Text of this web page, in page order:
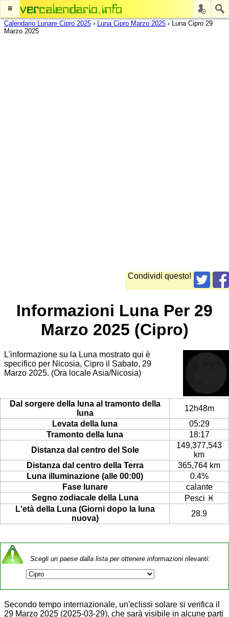
≡
Calendario Lunare Cipro 2025 › Luna Cipro Marzo 2025 › Luna Cipro 29
Marzo 2025
Condividi questo!
Informazioni Luna Per 29
Marzo 2025 (Cipro)
L'informazione su la Luna mostrato qui è
specifico per Nicosia, Cipro il Sabato, 29
Marzo 2025. (Ora locale Asia/Nicosia)
Dal sorgere della luna al tramonto della
luna
12h48m
Levata della luna
05:29
Tramonto della luna
18:17
Distanza dal centro del Sole
149,377,543
km
Distanza dal centro della Terra
365,764 km
Luna illuminazione (alle 00:00)
0.4%
Fase lunare
calante
Segno zodiacale della Luna
Pesci ♓
L'età della Luna (Giorni dopo la luna
nuova)
28.9
Scegli un paese dalla lista per ottenere informazioni rilevanti:
Secondo tempo internazionale, un'eclissi solare si verifica il
29 Marzo 2025 (2025-03-29), che sarà visibile in alcune parti